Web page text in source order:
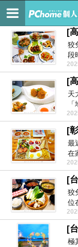
狡兔pen吃pen
狡
段
於
天
商
最
在
殺
狡
位
極